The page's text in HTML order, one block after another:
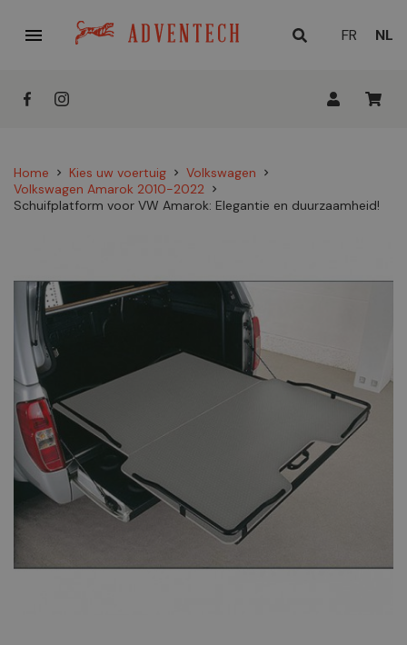
 FR NL
Home chevron_right Kies uw voertuig chevron_right Volkswagen chevron_right
Volkswagen Amarok 2010-2022 chevron_right
Schuifplatform voor VW Amarok: Elegantie en duurzaamheid!